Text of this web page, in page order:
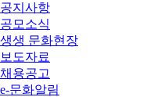
공지사항
공모소식
생생 문화현장
보도자료
채용공고
e-문화알림